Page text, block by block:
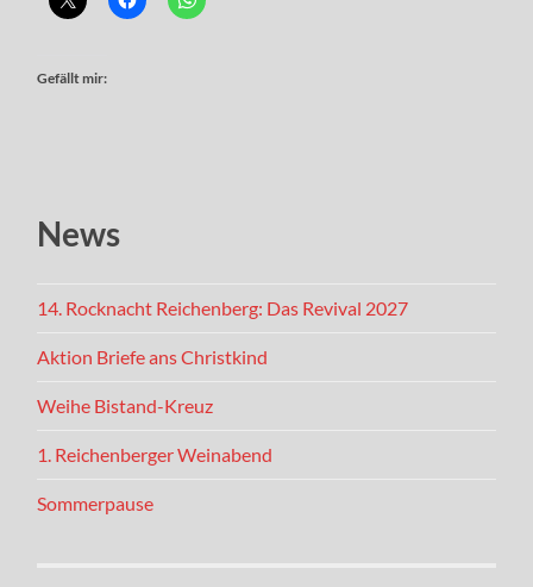
Gefällt mir:
News
14. Rocknacht Reichenberg: Das Revival 2027
Aktion Briefe ans Christkind
Weihe Bistand-Kreuz
1. Reichenberger Weinabend
Sommerpause